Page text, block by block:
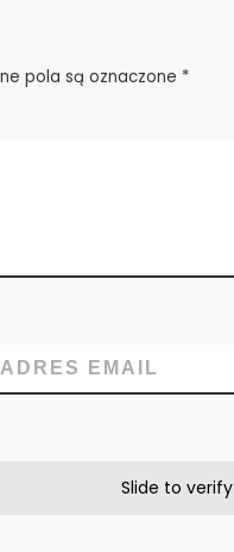
pola są oznaczone *
ADRES EMAIL
Slide to verify